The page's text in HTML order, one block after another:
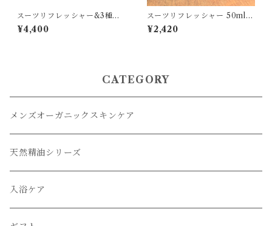
スーツリフレッシャー&3種バ
スソルト4種ギフトBOX [tam
amono organic]
¥4,400
スーツリフレッシャー 50ml [t
amamono organic]
¥2,420
CATEGORY
メンズオーガニックスキンケア
天然精油シリーズ
入浴ケア